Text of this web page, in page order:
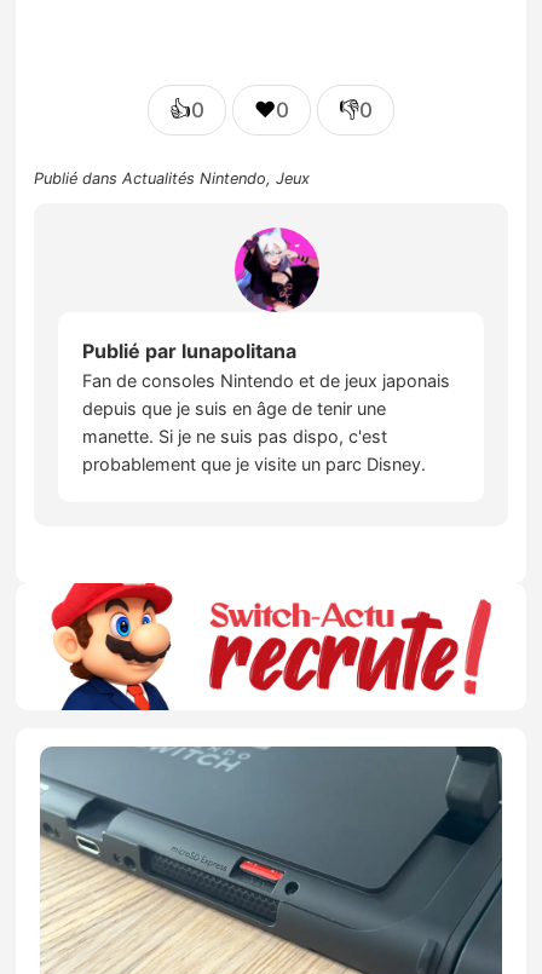
👍0 ❤️0 👎0
Publié dansActualités Nintendo,Jeux
Publié par lunapolitana
Fan de consoles Nintendo et de jeux japonais
depuis que je suis en âge de tenir une
manette. Si je ne suis pas dispo, c'est
probablement que je visite un parc Disney.